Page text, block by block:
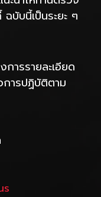
บับนี้เป็นระยะ ๆ
ารรายละเอียด
การปฏิบัติตาม